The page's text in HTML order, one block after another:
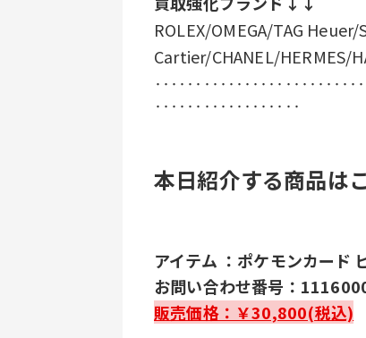
ROLEX/OMEGA/TAG
Cartier/CHANEL/HERMES/
‥‥‥‥‥‥‥‥‥
本日紹介する商品は
アイテム ：ポケモンカード
お問い合わせ番号：
販売価格：￥30,800(税込)